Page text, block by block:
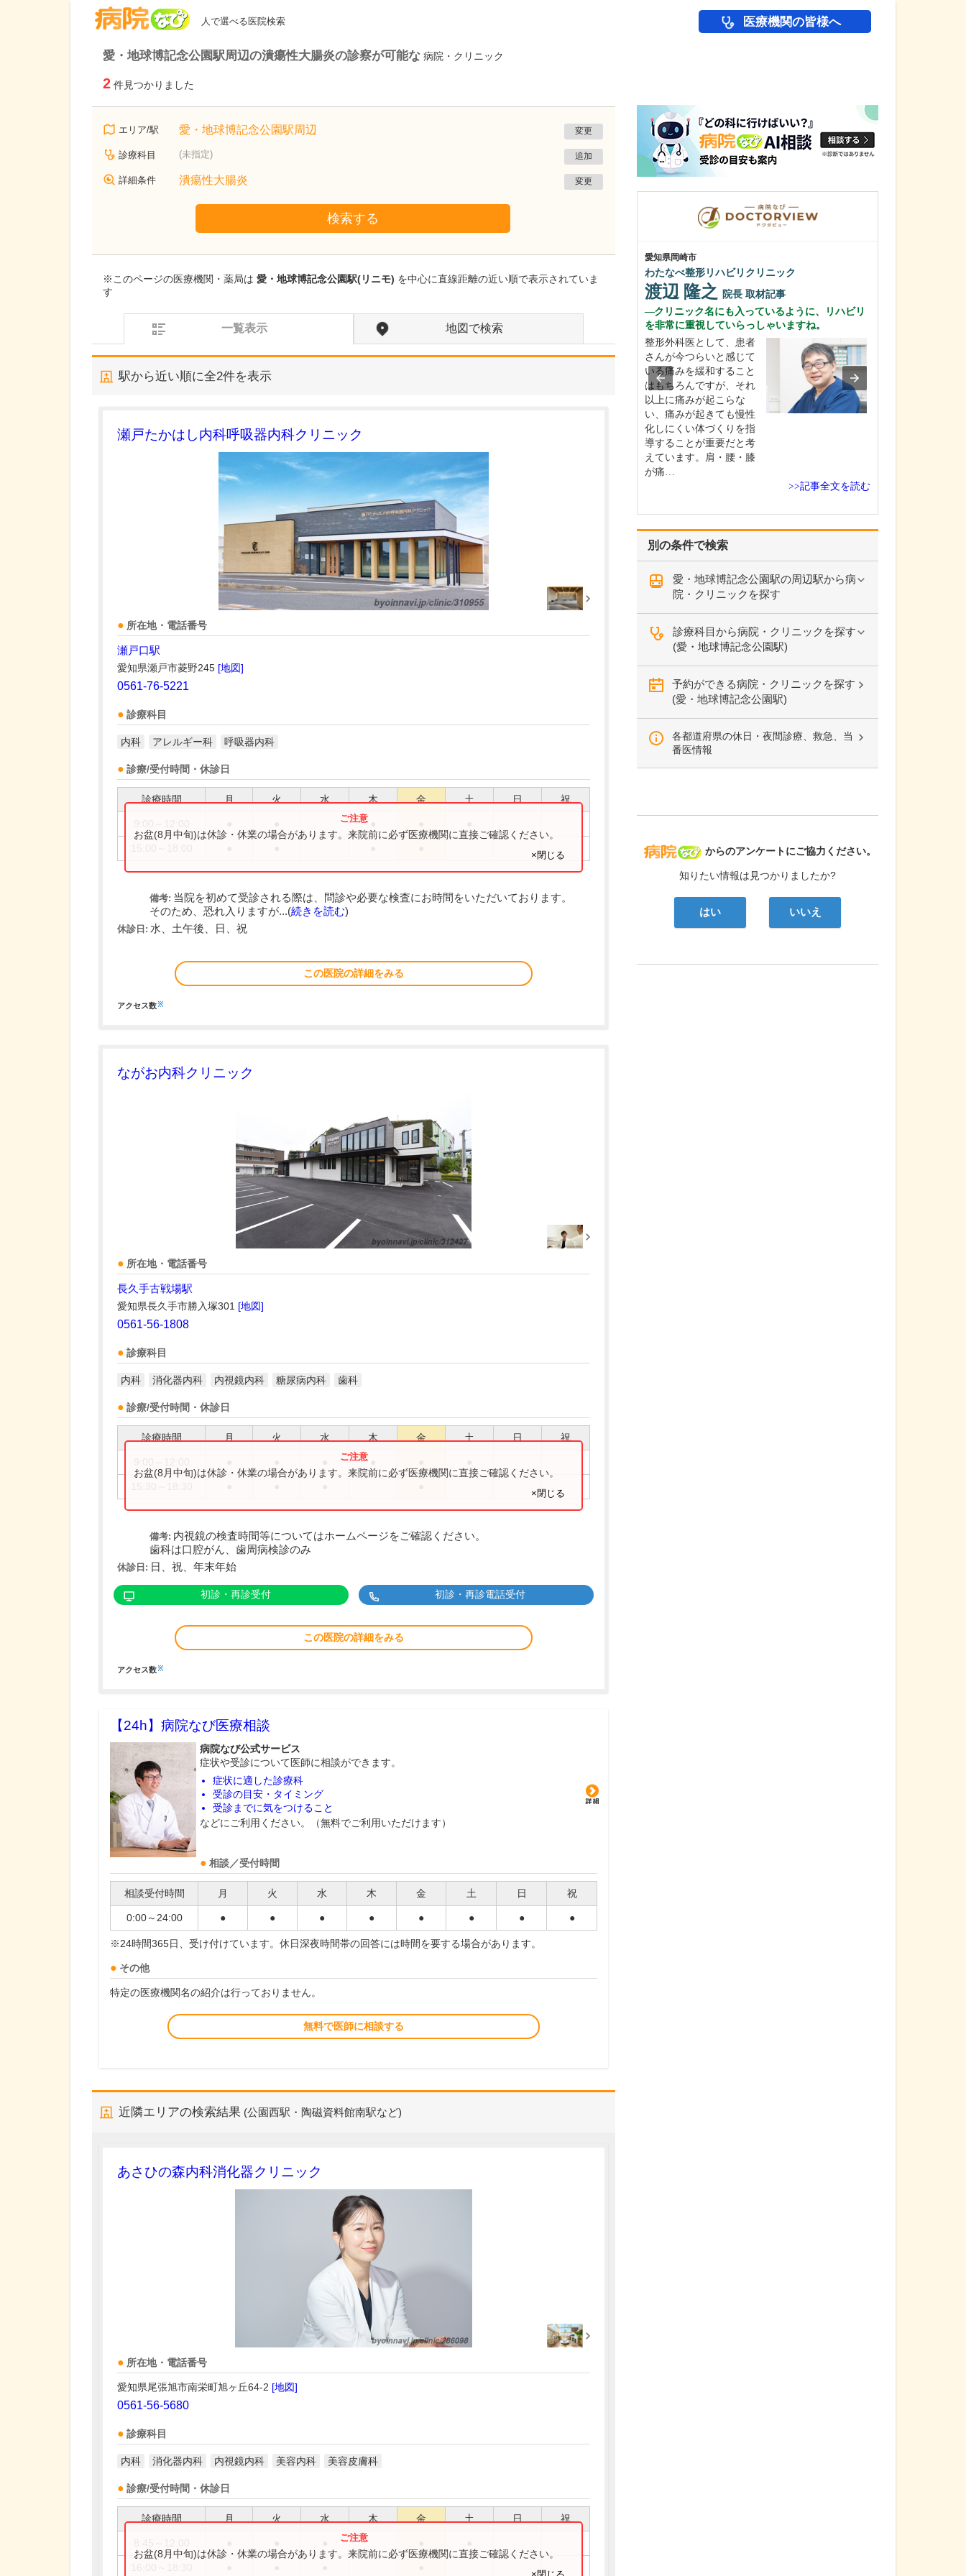
人で選べる医院検索 医療機関の皆様へ
愛・地球博記念公園駅周辺の潰瘍性大腸炎の診察が可能な 病院・クリニック
2 件見つかりました
エリア/駅 愛・地球博記念公園駅周辺 変更
診療科目 (未指定) 追加
詳細条件 潰瘍性大腸炎 変更
検索する
※このページの医療機関・薬局は 愛・地球博記念公園駅(リニモ) を中心に直線距離の近い順で表示されていま
す
一覧表示 地図で検索
駅から近い順に全2件を表示
瀬戸たかはし内科呼吸器内科クリニック
所在地・電話番号
瀬戸口駅
愛知県瀬戸市菱野245 [地図]
0561-76-5221
診療科目
内科 アレルギー科 呼吸器内科
診療/受付時間・休診日
診療時間 月 火 水 木 金 土 日 祝
お盆(8月中旬)は休診・休業の場合があります。来院前に必ず医療機関に直接ご確認ください。
×閉じる
備考: 当院を初めて受診される際は、問診や必要な検査にお時間をいただいております。
そのため、恐れ入りますが...(続きを読む)
休診日: 水、土午後、日、祝
この医院の詳細をみる
アクセス数※
ながお内科クリニック
所在地・電話番号
長久手古戦場駅
愛知県長久手市勝入塚301 [地図]
0561-56-1808
診療科目
内科 消化器内科 内視鏡内科 糖尿病内科 歯科
診療/受付時間・休診日
診療時間 月 火 水 木 金 土 日 祝
お盆(8月中旬)は休診・休業の場合があります。来院前に必ず医療機関に直接ご確認ください。
×閉じる
備考: 内視鏡の検査時間等についてはホームページをご確認ください。
歯科は口腔がん、歯周病検診のみ
休診日: 日、祝、年末年始
初診・再診受付 初診・再診電話受付
この医院の詳細をみる
アクセス数※
【24h】 病院なび医療相談
病院なび公式サービス
症状や受診について医師に相談ができます。
症状に適した診療科
受診の目安・タイミング
受診までに気をつけること
などにご利用ください。（無料でご利用いただけます）
相談／受付時間
相談受付時間 月 火 水 木 金 土 日 祝
0:00～24:00 ● ● ● ● ● ● ● ●
※24時間365日、受け付けています。休日深夜時間帯の回答には時間を要する場合があります。
その他
特定の医療機関名の紹介は行っておりません。
無料で医師に相談する
近隣エリアの検索結果 (公園西駅・陶磁資料館南駅など)
あさひの森内科消化器クリニック
所在地・電話番号
愛知県尾張旭市南栄町旭ヶ丘64-2 [地図]
0561-56-5680
診療科目
内科 消化器内科 内視鏡内科 美容内科 美容皮膚科
診療/受付時間・休診日
診療時間 月 火 水 木 金 土 日 祝
お盆(8月中旬)は休診・休業の場合があります。来院前に必ず医療機関に直接ご確認ください。
別の条件で検索
愛・地球博記念公園駅の周辺駅から病
院・クリニックを探す
診療科目から病院・クリニックを探す
(愛・地球博記念公園駅)
予約ができる病院・クリニックを探す
(愛・地球博記念公園駅)
各都道府県の休日・夜間診療、救急、当
番医情報
病院なび
からのアンケートにご協力ください。
知りたい情報は見つかりましたか?
はい いいえ
愛知県岡崎市
わたなべ整形リハビリクリニック
渡辺 隆之 院長 取材記事
クリニック名にも入っているように、リハビリ
を非常に重視していらっしゃいますね。
整形外科医として、患者
さんが今つらいと感じて
いる痛みを緩和すること
はもちろんですが、それ
以上に痛みが起こらな
い、痛みが起きても慢性
化しにくい体づくりを指
導することが重要だと考
えています。肩・腰・膝
が痛…
>>記事全文を読む
群馬県邑楽郡大泉町
三浦医院
日々の診療で心がけていることを教えていただ
けますか?
患者さんにていねいに説
明することです。医療に
で、内容をかみくだいて
ご…